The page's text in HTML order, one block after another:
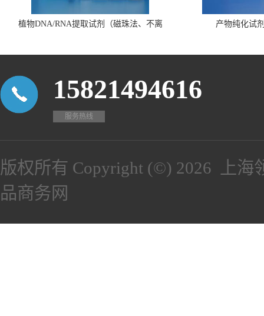
植物DNA/RNA提取试剂（磁珠法、不离
产物纯化试
15821494616
服务热线
版权所有 Copyright (©) 2026
上
品商务网